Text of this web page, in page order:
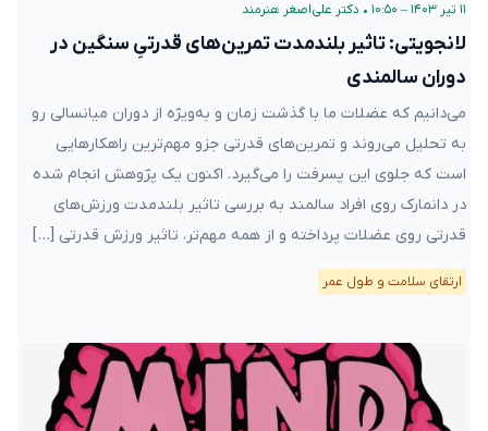
۱۱ تیر ۱۴۰۳ – ۱۰:۵۰ • دکتر علی‌اصغر هنرمند
لانجویتی: تاثیر بلند‌مدت تمرین‌های قدرتیِ سنگین در
دوران سالمندی
می‌دانیم که عضلات ما با گذشت زمان و به‌ویژه از دوران میانسالی رو
به تحلیل می‌روند و تمرین‌های قدرتی جزو مهم‌ترین راهکارهایی
است که جلوی این پسرفت را می‌گیرد. اکنون یک پژوهش انجام شده
در دانمارک روی افراد سالمند به بررسی تاثیر بلند‌مدت ورزش‌های
قدرتی روی عضلات پرداخته و از همه مهم‌تر، تاثیر ورزش قدرتی […]
ارتقای سلامت و طول عمر